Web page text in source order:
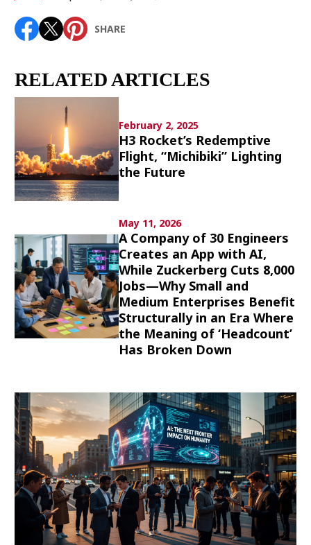
Society
Environment
Culture
Article List
Popular keywords
Fukushimajapan globalization OHTANI
nootbaarhachimura
SHARE
RELATED ARTICLES
February 2, 2025
H3 Rocket’s Redemptive
Flight, “Michibiki” Lighting
the Future
May 11, 2026
A Company of 30 Engineers
Creates an App with AI,
While Zuckerberg Cuts 8,000
Jobs—Why Small and
Medium Enterprises Benefit
Structurally in an Era Where
the Meaning of ‘Headcount’
Has Broken Down